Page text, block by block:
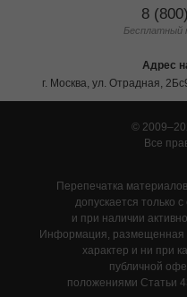
8
Бесплатный
Адрес
г. Москва, ул. Отрадная,
©
Все
Перепечатка
допускается только
и при наличии
Информация, размещенная
характер и ни при
публичной
положениями Статьи